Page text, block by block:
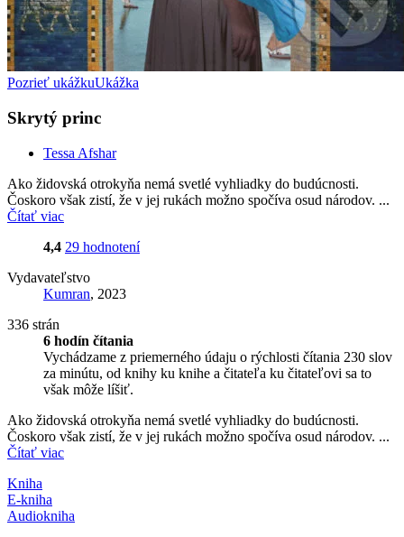
Pozrieť ukážkuUkážka
Skrytý princ
Tessa Afshar
Ako židovská otrokyňa nemá svetlé vyhliadky do budúcnosti.
Čoskoro však zistí, že v jej rukách možno spočíva osud národov. ...
Čítať viac
4,4 29 hodnotení
Vydavateľstvo
Kumran, 2023
336 strán
6 hodín čítania
Vychádzame z priemerného údaju o rýchlosti čítania 230 slov
za minútu, od knihy ku knihe a čitateľa ku čitateľovi sa to
však môže líšiť.
Ako židovská otrokyňa nemá svetlé vyhliadky do budúcnosti.
Čoskoro však zistí, že v jej rukách možno spočíva osud národov. ...
Čítať viac
Kniha
E-kniha
Audiokniha